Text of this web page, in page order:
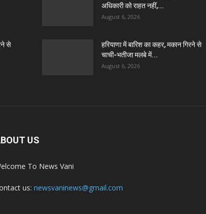
से
अधिकारी को राहत नहीं,...
August 6, 2026
हरियाणा में बारिश का कहर, मकान गिरने से
चाची-भतीजा मलबे में...
August 6, 2026
US
To News Vani
us: newsvaninews@gmail.com